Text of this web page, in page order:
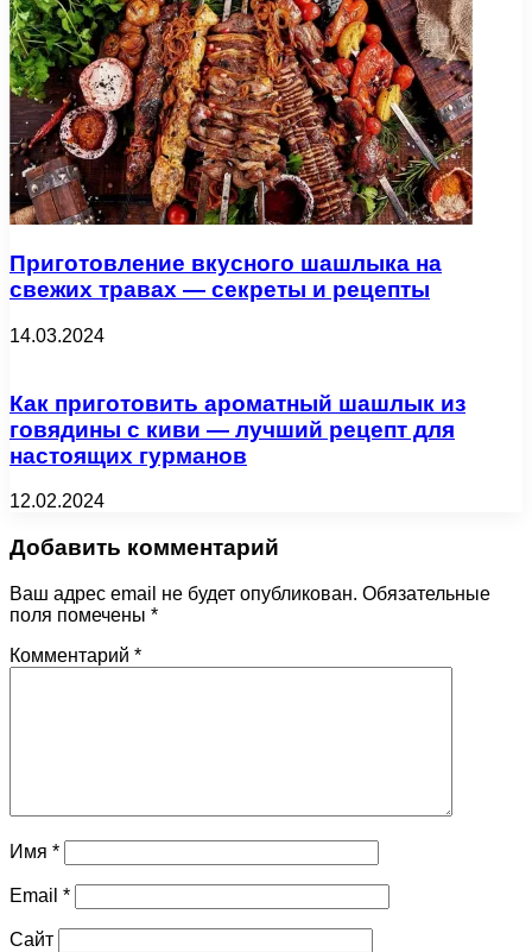
Приготовление вкусного шашлыка на
свежих травах — секреты и рецепты
14.03.2024
Как приготовить ароматный шашлык из
говядины с киви — лучший рецепт для
настоящих гурманов
12.02.2024
Добавить комментарий
Ваш адрес email не будет опубликован. Обязательные
поля помечены *
Комментарий *
Имя *
Email *
Сайт